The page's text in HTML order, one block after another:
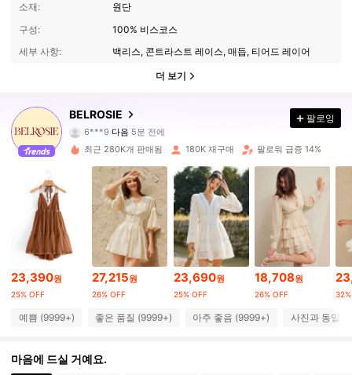
소재:
원단
구성:
100% 비스코스
세부 사항:
백리스, 콘트라스트 레이스, 매듭, 티어드 레이어
더 보기
BELROSIE
4.87
690K 팔로워
e***8 가 탐색 중입니다
4.87
690K 팔로워
4.87 690K 팔로워
4.87 690K 팔로워
690K 팔로워
4.87 690K 팔로워
4.87
팔로잉
최근 280K개 판매됨 180K 재구매 팔로워 급증 14%
23,390원
25% OFF
27,215원
26% OFF
23,690원
25% OFF
18,708원
26% OFF
예쁨 (9999+) 좋은 품질 (9999+) 아주 좋음 (9999+) 사진과 동일
마음에 드실 거예요.